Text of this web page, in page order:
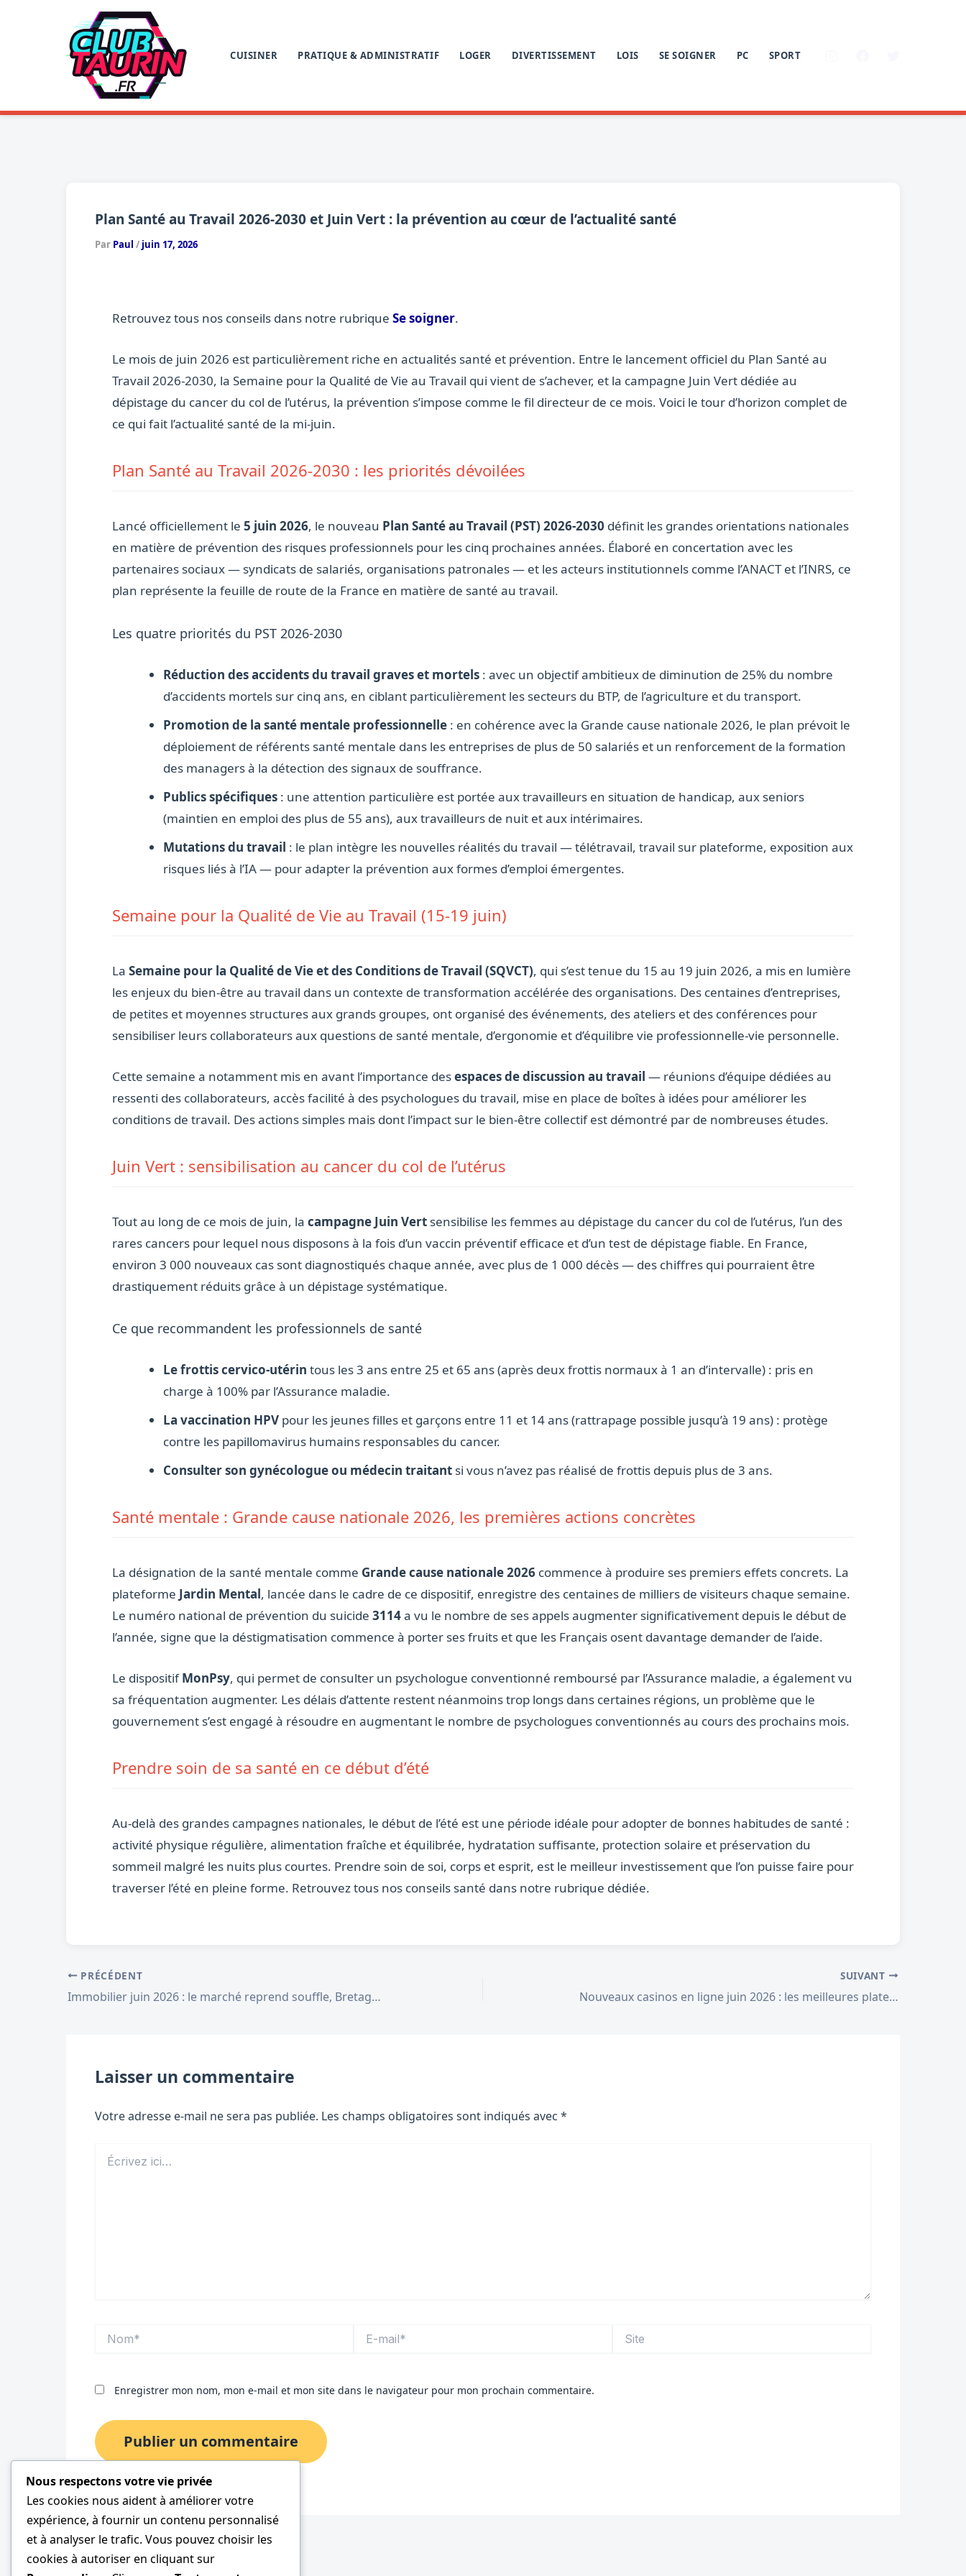
CUISINER PRATIQUE & ADMINISTRATIF LOGER DIVERTISSEMENT LOIS SE SOIGNER PC SPORT
Plan Santé au Travail 2026-2030 et Juin Vert : la prévention au cœur de l’actualité santé
Par Paul / juin 17, 2026
Retrouvez tous nos conseils dans notre rubrique Se soigner.
Le mois de juin 2026 est particulièrement riche en actualités santé et prévention. Entre le lancement officiel du Plan Santé au
Travail 2026-2030, la Semaine pour la Qualité de Vie au Travail qui vient de s’achever, et la campagne Juin Vert dédiée au
dépistage du cancer du col de l’utérus, la prévention s’impose comme le fil directeur de ce mois. Voici le tour d’horizon complet de
ce qui fait l’actualité santé de la mi-juin.
Plan Santé au Travail 2026-2030 : les priorités dévoilées
Lancé officiellement le 5 juin 2026, le nouveau Plan Santé au Travail (PST) 2026-2030 définit les grandes orientations nationales
en matière de prévention des risques professionnels pour les cinq prochaines années. Élaboré en concertation avec les
partenaires sociaux — syndicats de salariés, organisations patronales — et les acteurs institutionnels comme l’ANACT et l’INRS, ce
plan représente la feuille de route de la France en matière de santé au travail.
Les quatre priorités du PST 2026-2030
Réduction des accidents du travail graves et mortels : avec un objectif ambitieux de diminution de 25% du nombre
d’accidents mortels sur cinq ans, en ciblant particulièrement les secteurs du BTP, de l’agriculture et du transport.
Promotion de la santé mentale professionnelle : en cohérence avec la Grande cause nationale 2026, le plan prévoit le
déploiement de référents santé mentale dans les entreprises de plus de 50 salariés et un renforcement de la formation
des managers à la détection des signaux de souffrance.
Publics spécifiques : une attention particulière est portée aux travailleurs en situation de handicap, aux seniors
(maintien en emploi des plus de 55 ans), aux travailleurs de nuit et aux intérimaires.
Mutations du travail : le plan intègre les nouvelles réalités du travail — télétravail, travail sur plateforme, exposition aux
risques liés à l’IA — pour adapter la prévention aux formes d’emploi émergentes.
Semaine pour la Qualité de Vie au Travail (15-19 juin)
La Semaine pour la Qualité de Vie et des Conditions de Travail (SQVCT), qui s’est tenue du 15 au 19 juin 2026, a mis en lumière
les enjeux du bien-être au travail dans un contexte de transformation accélérée des organisations. Des centaines d’entreprises,
de petites et moyennes structures aux grands groupes, ont organisé des événements, des ateliers et des conférences pour
sensibiliser leurs collaborateurs aux questions de santé mentale, d’ergonomie et d’équilibre vie professionnelle-vie personnelle.
Cette semaine a notamment mis en avant l’importance desespaces de discussion au travail — réunions d’équipe dédiées au
ressenti des collaborateurs, accès facilité à des psychologues du travail, mise en place de boîtes à idées pour améliorer les
conditions de travail. Des actions simples mais dont l’impact sur le bien-être collectif est démontré par de nombreuses études.
Juin Vert : sensibilisation au cancer du col de l’utérus
Tout au long de ce mois de juin, la campagne Juin Vert sensibilise les femmes au dépistage du cancer du col de l’utérus, l’un des
rares cancers pour lequel nous disposons à la fois d’un vaccin préventif efficace et d’un test de dépistage fiable. En France,
environ 3 000 nouveaux cas sont diagnostiqués chaque année, avec plus de 1 000 décès — des chiffres qui pourraient être
drastiquement réduits grâce à un dépistage systématique.
Ce que recommandent les professionnels de santé
Le frottis cervico-utérin tous les 3 ans entre 25 et 65 ans (après deux frottis normaux à 1 an d’intervalle) : pris en
charge à 100% par l’Assurance maladie.
La vaccination HPV pour les jeunes filles et garçons entre 11 et 14 ans (rattrapage possible jusqu’à 19 ans) : protège
contre les papillomavirus humains responsables du cancer.
Consulter son gynécologue ou médecin traitant si vous n’avez pas réalisé de frottis depuis plus de 3 ans.
Santé mentale : Grande cause nationale 2026, les premières actions concrètes
La désignation de la santé mentale comme Grande cause nationale 2026 commence à produire ses premiers effets concrets. La
plateforme Jardin Mental, lancée dans le cadre de ce dispositif, enregistre des centaines de milliers de visiteurs chaque semaine.
Le numéro national de prévention du suicide 3114a vu le nombre de ses appels augmenter significativement depuis le début de
l’année, signe que la déstigmatisation commence à porter ses fruits et que les Français osent davantage demander de l’aide.
Le dispositifMonPsy, qui permet de consulter un psychologue conventionné remboursé par l’Assurance maladie, a également vu
sa fréquentation augmenter. Les délais d’attente restent néanmoins trop longs dans certaines régions, un problème que le
gouvernement s’est engagé à résoudre en augmentant le nombre de psychologues conventionnés au cours des prochains mois.
Prendre soin de sa santé en ce début d’été
Au-delà des grandes campagnes nationales, le début de l’été est une période idéale pour adopter de bonnes habitudes de santé :
activité physique régulière, alimentation fraîche et équilibrée, hydratation suffisante, protection solaire et préservation du
sommeil malgré les nuits plus courtes. Prendre soin de soi, corps et esprit, est le meilleur investissement que l’on puisse faire pour
traverser l’été en pleine forme. Retrouvez tous nos conseils santé dans notre rubrique dédiée.
PRÉCÉDENT
Immobilier juin 2026 : le marché reprend souffle, Bretagne et PACA en tête de la dynamique
SUIVANT
Nouveaux casinos en ligne juin 2026 : les meilleures plateformes pour parier sur la Coupe du Monde
Laisser un commentaire
Votre adresse e-mail ne sera pas publiée. Les champs obligatoires sont indiqués avec *
ici…
mail*
Enregistrer mon nom, mon e-mail et mon site dans le navigateur pour mon prochain commentaire.
Nous respectons votre vie privée
Les cookies nous aident à améliorer votre
expérience, à fournir un contenu personnalisé
et à analyser le trafic. Vous pouvez choisir les
cookies à autoriser en cliquant sur